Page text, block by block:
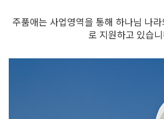
주품애는 사업영역을 통해 하나님 나
로 지원하고 있습